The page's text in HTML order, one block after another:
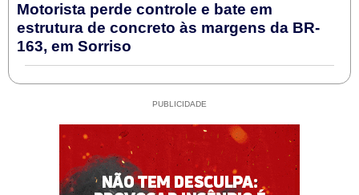
Motorista perde controle e bate em
estrutura de concreto às margens da BR-
163, em Sorriso
PUBLICIDADE